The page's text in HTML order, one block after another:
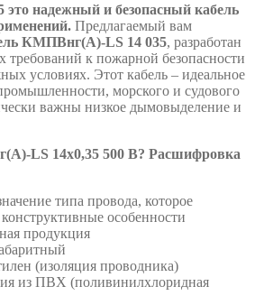
это надежный и безопасный кабель
Предлагаемый вам
КМПВнг(А)-LS 14 035, разработан
требований к пожарной безопасности
условиях. Этот кабель – идеальное
морского и судового
важны низкое дымовыделение и
LS 14х0,35 500 В? Расшифровка
типа провода, которое
особенности
продукция
(изоляция проводника)
из ПВХ (поливинилхлоридная